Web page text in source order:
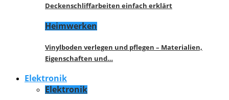
Deckenschliffarbeiten einfach erklärt
Heimwerken
Vinylboden verlegen und pflegen – Materialien,
Eigenschaften und…
Elektronik
Elektronik